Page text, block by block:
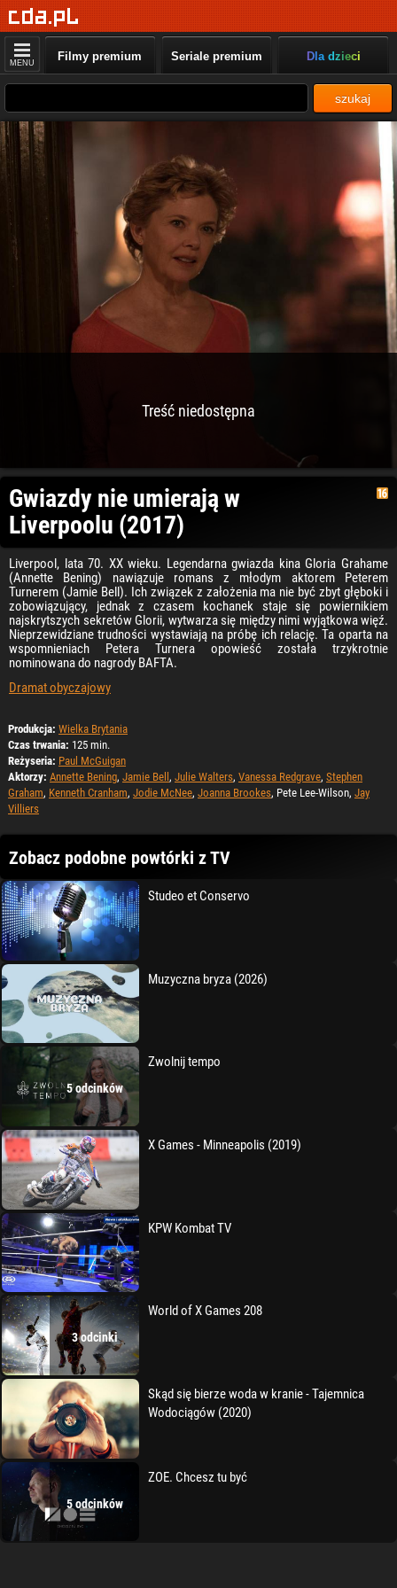
MENU Filmy premium Seriale premium Dla dzieci
szukaj
Treść niedostępna
Gwiazdy nie umierają w
Liverpoolu (2017)
Liverpool, lata 70. XX wieku. Legendarna gwiazda kina Gloria Grahame
(Annette Bening) nawiązuje romans z młodym aktorem Peterem
Turnerem (Jamie Bell). Ich związek z założenia ma nie być zbyt głęboki i
zobowiązujący, jednak z czasem kochanek staje się powiernikiem
najskrytszych sekretów Glorii, wytwarza się między nimi wyjątkowa więź.
Nieprzewidziane trudności wystawiają na próbę ich relację. Ta oparta na
wspomnieniach Petera Turnera opowieść została trzykrotnie
nominowana do nagrody BAFTA.
Dramat obyczajowy
Produkcja: Wielka Brytania
Czas trwania: 125 min.
Reżyseria: Paul McGuigan
Aktorzy: Annette Bening, Jamie Bell , Julie Walters, Vanessa Redgrave, Stephen
Graham, Kenneth Cranham, Jodie McNee, Joanna Brookes, Pete Lee-Wilson, Jay
Villiers
Zobacz podobne powtórki z TV
Studeo et Conservo
Muzyczna bryza (2026)
5 odcinków
Zwolnij tempo
X Games - Minneapolis (2019)
KPW Kombat TV
3 odcinki
World of X Games 208
Skąd się bierze woda w kranie - Tajemnica
Wodociągów (2020)
5 odcinków
ZOE. Chcesz tu być